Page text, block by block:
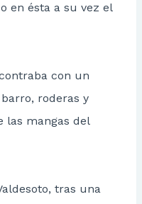
en ésta a su vez el
con un
roderas y
las mangas del
tras una